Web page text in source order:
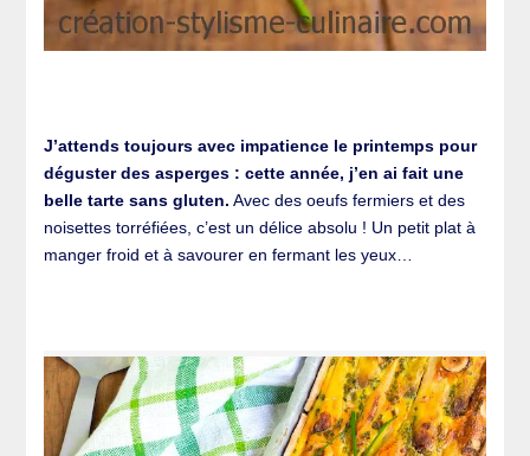
J’attends toujours avec impatience le printemps pour
déguster des asperges : cette année, j’en ai fait une
belle tarte sans gluten. Avec des oeufs fermiers et des
noisettes torréfiées, c’est un délice absolu ! Un petit plat à
manger froid et à savourer en fermant les yeux…